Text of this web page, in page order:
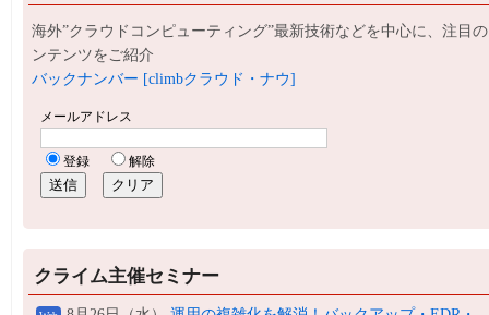
海外”クラウドコンピューティング”最新技術などを中心に、注目
ンテンツをご紹介
バックナンバー [climbクラウド・ナウ]
クライム主催セミナー